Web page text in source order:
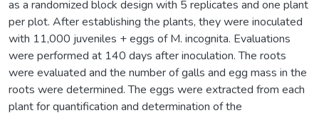
as a randomized block design with 5 replicates and one plant
per plot. After establishing the plants, they were inoculated
with 11,000 juveniles + eggs of M. incognita. Evaluations
were performed at 140 days after inoculation. The roots
were evaluated and the number of galls and egg mass in the
roots were determined. The eggs were extracted from each
plant for quantification and determination of the